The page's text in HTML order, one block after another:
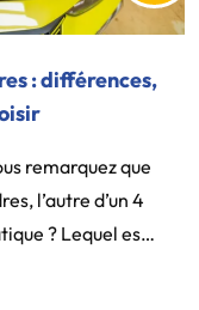
: différences,
remarquez que
l’autre d’un 4
? Lequel est